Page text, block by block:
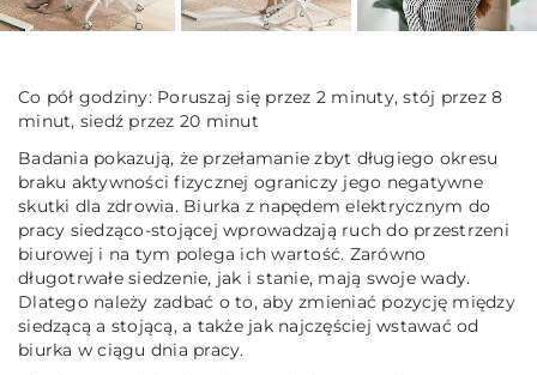
Co pół godziny: Poruszaj się przez 2 minuty, stój przez 8
minut, siedź przez 20 minut
Badania pokazują, że przełamanie zbyt długiego okresu
braku aktywności fizycznej ograniczy jego negatywne
skutki dla zdrowia. Biurka z napędem elektrycznym do
pracy siedząco-stojącej wprowadzają ruch do przestrzeni
biurowej i na tym polega ich wartość. Zarówno
długotrwałe siedzenie, jak i stanie, mają swoje wady.
Dlatego należy zadbać o to, aby zmieniać pozycję między
siedzącą a stojącą, a także jak najczęściej wstawać od
biurka w ciągu dnia pracy.